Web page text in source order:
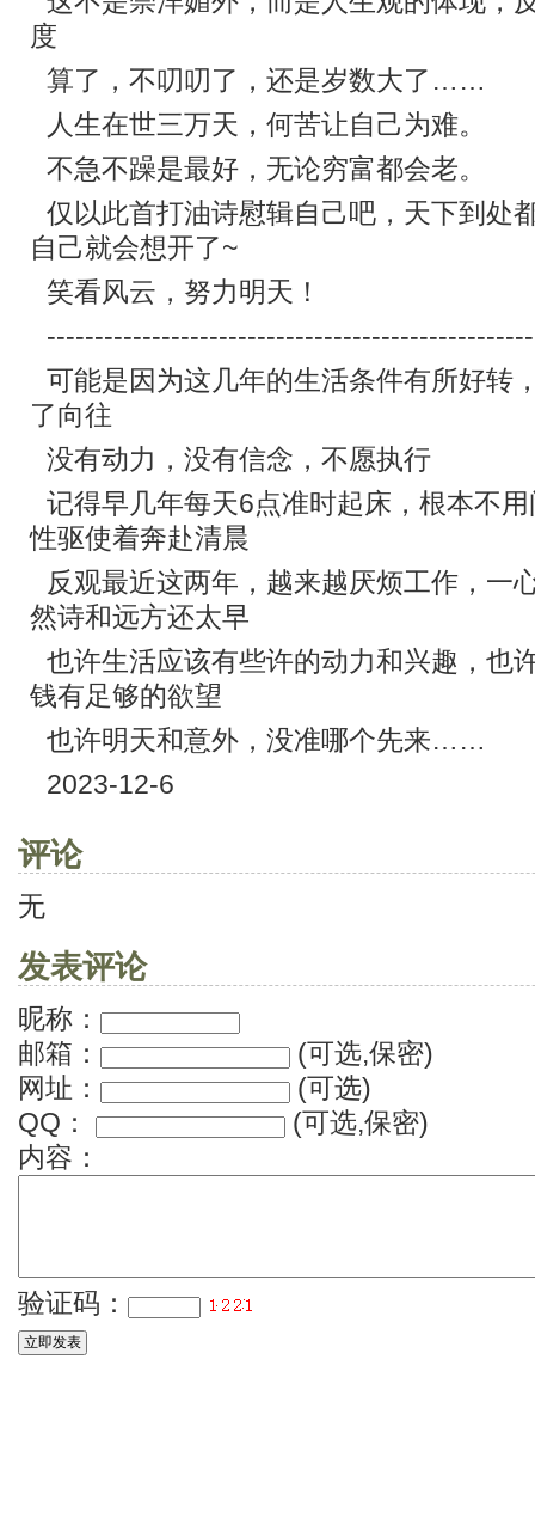
度
算了，不叨叨了，还是岁数大了……
人生在世三万天，何苦让自己为难。
不急不躁是最好，无论穷富都会老。
仅以此首打油诗慰辑自己吧，天下到处
自己就会想开了~
笑看风云，努力明天！
可能是因为这几年的生活条件有所好转
了向往
没有动力，没有信念，不愿执行
记得早几年每天6点准时起床，根本不
性驱使着奔赴清晨
反观最近这两年，越来越厌烦工作，一
然诗和远方还太早
也许生活应该有些许的动力和兴趣，也
钱有足够的欲望
也许明天和意外，没准哪个先来……
2023-12-6
评论
无
发表评论
昵称：
邮箱：
(可选,保密)
网址：
(可选)
QQ：
(可选,保密)
内容：
验证码：